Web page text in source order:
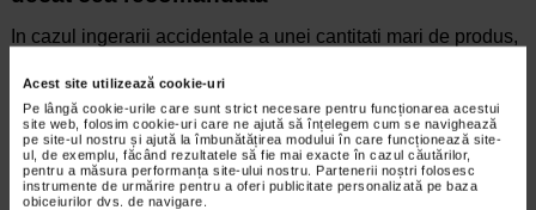
Acest site utilizează cookie-uri
Pe lângă cookie-urile care sunt strict necesare pentru funcționarea acestui
site web, folosim cookie-uri care ne ajută să înțelegem cum se navighează
pe site-ul nostru și ajută la îmbunătățirea modului în care funcționează site-
ul, de exemplu, făcând rezultatele să fie mai exacte în cazul căutărilor,
pentru a măsura performanța site-ului nostru. Partenerii noștri folosesc
instrumente de urmărire pentru a oferi publicitate personalizată pe baza
obiceiurilor dvs. de navigare.
In cazul ingerarii accidentale a unei cantitati mari de produs,
simeticona nu se absoarbe din tractul digestiv.
Simeticona este o substanta inerta, care nu se absoarbe in organism, motiv
pentru care este foarte putin probabil sa produca efecte nedorite.
Daca apar manifestari nedorite asociate administrarii
produsului, se recomanda contactarea medicului.